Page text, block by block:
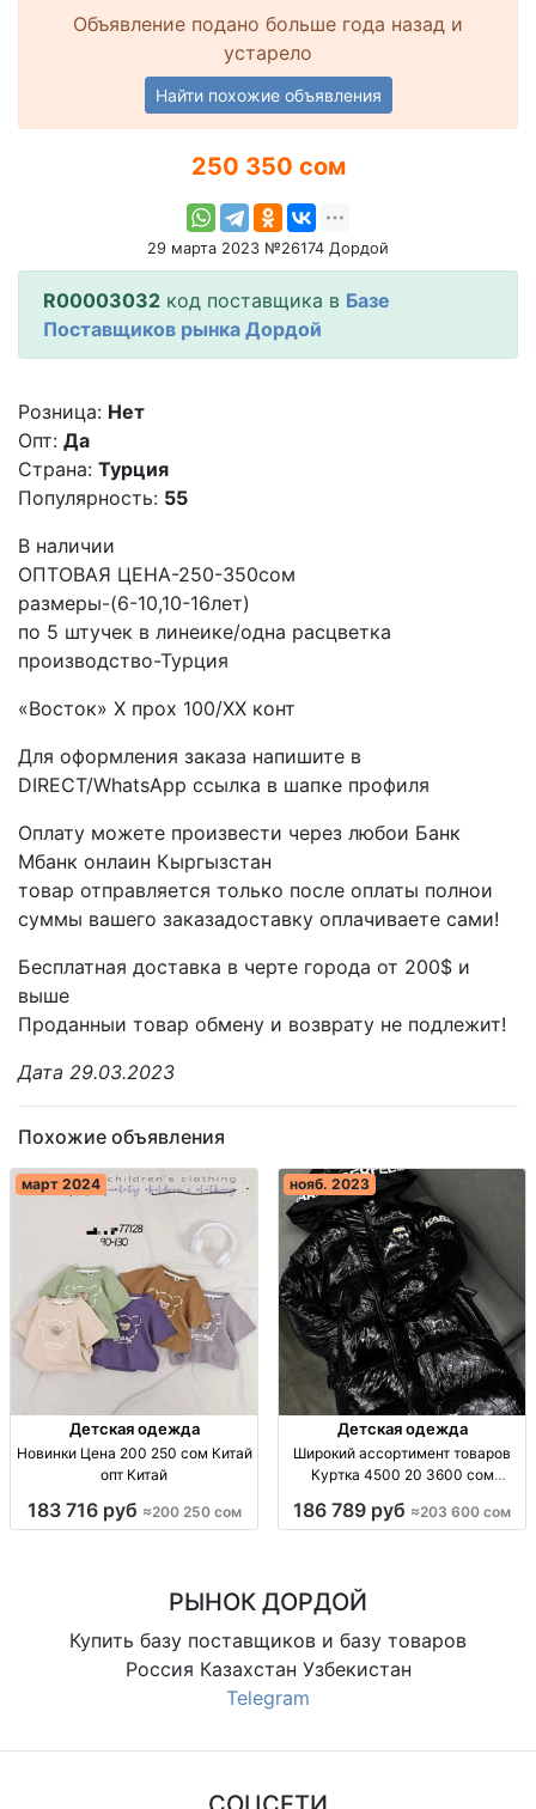
Объявление подано больше года назад и
устарело
Найти похожие объявления
250 350 сом
29 марта 2023 №26174 Дордой
R00003032 код поставщика в Базе
Поставщиков рынка Дордой
Розница: Нет
Опт: Да
Страна: Турция
Популярность: 55
В наличии
ОПТОВАЯ ЦЕНА-250-350сом
размеры-(6-10,10-16лет)
по 5 штучек в линеике/одна расцветка
производство-Турция
«Восток» X прох 100/XX конт
Для оформления заказа напишите в
DIRECT/WhatsApp ссылка в шапке профиля
Оплату можете произвести через любои Банк
Мбанк онлаин Кыргызстан
товар отправляется только после оплаты полнои
суммы вашего заказадоставку оплачиваете сами!
Бесплатная доставка в черте города от 200$ и
выше
Проданныи товар обмену и возврату не подлежит!
Дата 29.03.2023
Похожие объявления
март 2024
Детская одежда
Новинки Цена 200 250 сом Китай
опт Китай
183 716 руб ≈200 250 сом
нояб. 2023
Детская одежда
Широкий ассортимент товаров
Куртка 4500 20 3600 сом
186 789 руб ≈203 600 сом
РЫНОК ДОРДОЙ
Купить базу поставщиков и базу товаров
Россия Казахстан Узбекистан
Telegram